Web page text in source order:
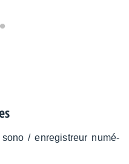
/ enre­gis­treur numé­